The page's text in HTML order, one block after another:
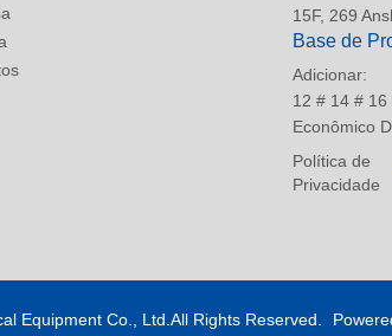
15F, 269
Base de
Adicionar:
12 # 14 #
Econômico
Política de
Privacidade
Equipment Co., Ltd.All Rights Reserved.